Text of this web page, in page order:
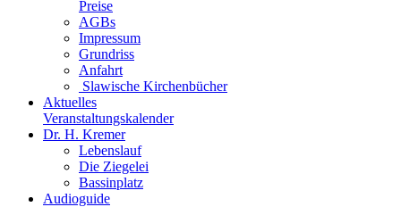
Preise
AGBs
Impressum
Grundriss
Anfahrt
Slawische Kirchenbücher
Aktuelles
Veranstaltungskalender
Dr. H. Kremer
Lebenslauf
Die Ziegelei
Bassinplatz
Audioguide